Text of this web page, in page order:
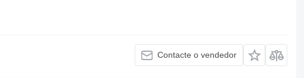
Contacte o vendedor